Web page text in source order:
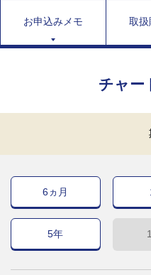
お申込みメモ 取扱
チャー
6ヵ月
5年